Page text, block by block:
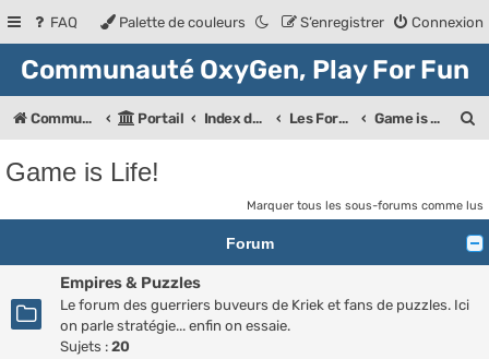
FAQ Connexion
S’enregistrer
Palette de couleurs
Communauté OxyGen, Play For Fun
Communauté OXyGeN Portail Index des forums Les Forums de la communauté Game is Life!
h
e
Game is Life!
Marquer tous les sous-forums comme lus
Forum
Empires & Puzzles
Le forum des guerriers buveurs de Kriek et fans de puzzles. Ici
on parle stratégie... enfin on essaie.
Sujets : 20